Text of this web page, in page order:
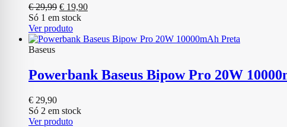
€29,99 O
preço
original
era:
€ 19,90O
é:
Só 1 em stock
Ver produto
Baseus
Powerbank Baseus Bipow Pro 20W
€ 29,90
Só 2 em stock
Ver produto